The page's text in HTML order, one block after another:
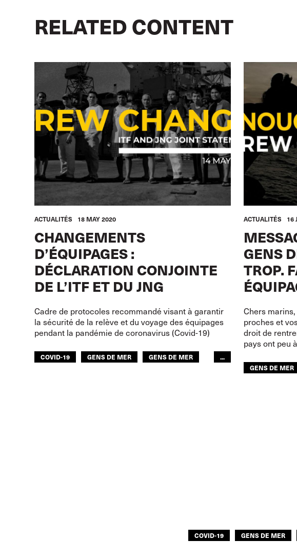
RELATED CONTENT
ACTUALITÉS 18 MAY 2020
CHANGEMENTS
D’ÉQUIPAGES :
DÉCLARATION CONJOINTE
DE L’ITF ET DU JNG
Cadre de protocoles recommandé visant à garantir
la sécurité de la relève et du voyage des équipages
pendant la pandémie de coronavirus (Covid-19)
COVID-19 GENS DE MER
GENS DE MER
...
ACTUALITÉS 16
GENS
TROP.
Chers
proches et
droit de
pays ont peu
GENS DE MER
COVID-19 GENS DE MER